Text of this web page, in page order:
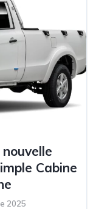
nouvelle
Cabine
2025